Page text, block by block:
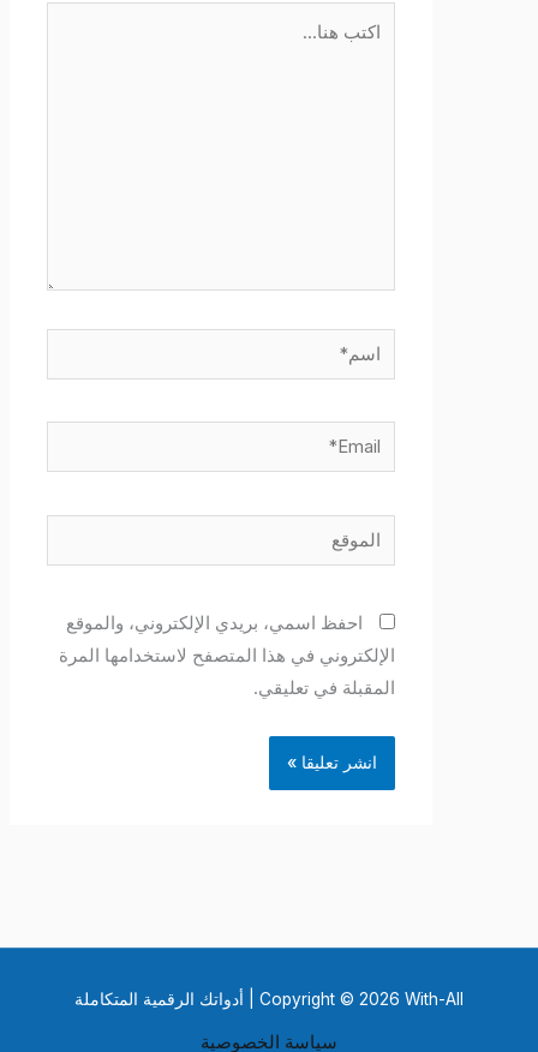
احفظ اسمي، بريدي الإلكتروني، والموقع
الإلكتروني في هذا المتصفح لاستخدامها المرة
المقبلة في تعليقي.
Copyright © 2026 With-All | أدواتك الرقمية المتكاملة
سياسة الخصوصية